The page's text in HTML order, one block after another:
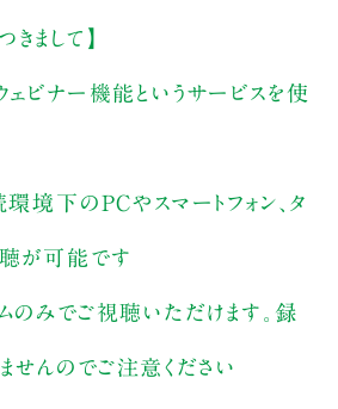
まして】
ビナー機能というサービスを使
環境下のPCやスマートフォン、タ
聴が可能です
のみでご視聴いただけます。録
せんのでご注意ください